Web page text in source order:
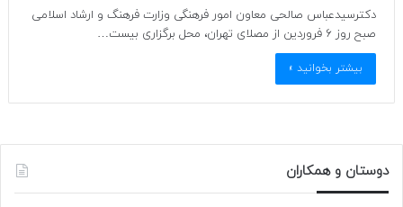
دکترسیدعباس صالحی معاون امور فرهنگی وزارت فرهنگ و ارشاد اسلامی
صبح روز ۶ فروردین از مصلای تهران، محل برگزاری بیست…
بیشتر بخوانید »
دوستان و همکاران